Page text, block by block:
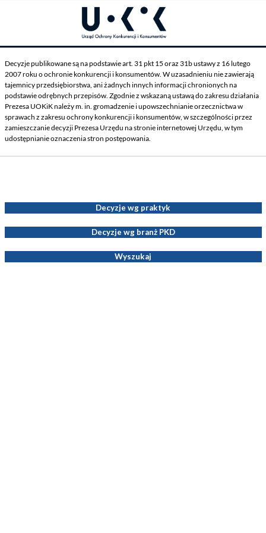
Decyzje publikowane są na podstawie art. 31 pkt 15 oraz 31b ustawy z 16 lutego
2007 roku o ochronie konkurencji i konsumentów. W uzasadnieniu nie zawierają
tajemnicy przedsiębiorstwa, ani żadnych innych informacji chronionych na
podstawie odrębnych przepisów. Zgodnie z wskazaną ustawą do zakresu działania
Prezesa UOKiK należy m. in. gromadzenie i upowszechnianie orzecznictwa w
sprawach z zakresu ochrony konkurencji i konsumentów, w szczególności przez
zamieszczanie decyzji Prezesa Urzędu na stronie internetowej Urzędu, w tym
udostępnianie oznaczenia stron postępowania.
Decyzje wg praktyk
Decyzje wg branż PKD
Wyszukaj